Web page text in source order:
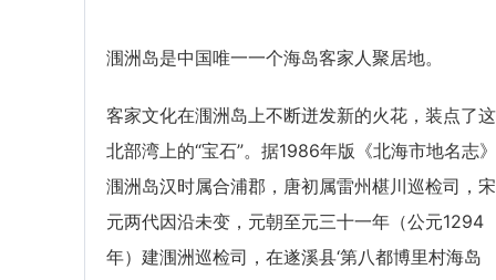
涠洲岛是中国唯一一个海岛客家人聚居地。
客家文化在涠洲岛上不断迸发新的火花，装点了
北部湾上的“宝石”。据1986年版《北海市地名志
涠洲岛汉时属合浦郡，唐初属雷州椹川巡检司，
元两代因沿未变，元朝至元三十一年（公元1294
年）建涠洲巡检司，在遂溪县‘第八都博里村海岛